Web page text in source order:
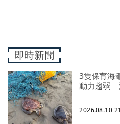
即時新聞
3隻保育海
動力趨弱
2026.08.10